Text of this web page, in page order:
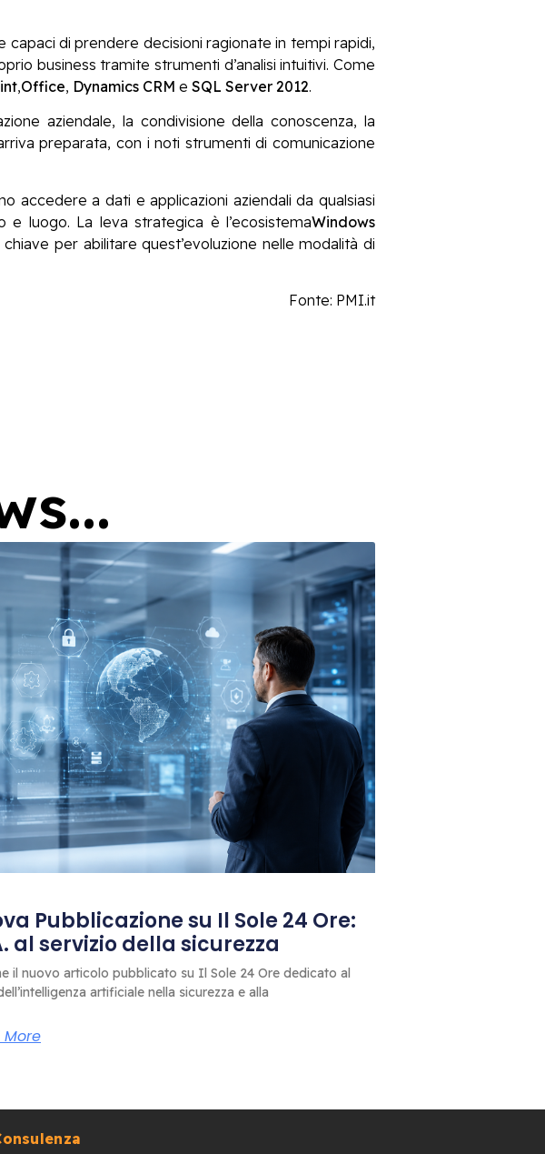
di prendere decisioni ragionate in tempi rapidi,
business tramite strumenti d’analisi intuitivi. Come
,Office, Dynamics CRM e SQL Server 2012.
aziendale, la condivisione della conoscenza, la
preparata, con i noti strumenti di comunicazione
accedere a dati e applicazioni aziendali da qualsiasi
e luogo. La leva strategica è l’ecosistemaWindows
per abilitare quest’evoluzione nelle modalità di
Fonte: PMI.it
Pubblicazione su Il Sole 24 Ore:
al servizio della sicurezza
il nuovo articolo pubblicato su Il Sole 24 Ore dedicato al
artificiale nella sicurezza e alla
More